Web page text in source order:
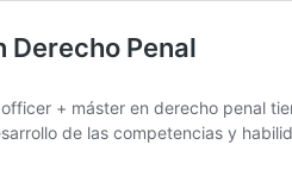
Penal
+ máster en derecho penal
de las competencias y